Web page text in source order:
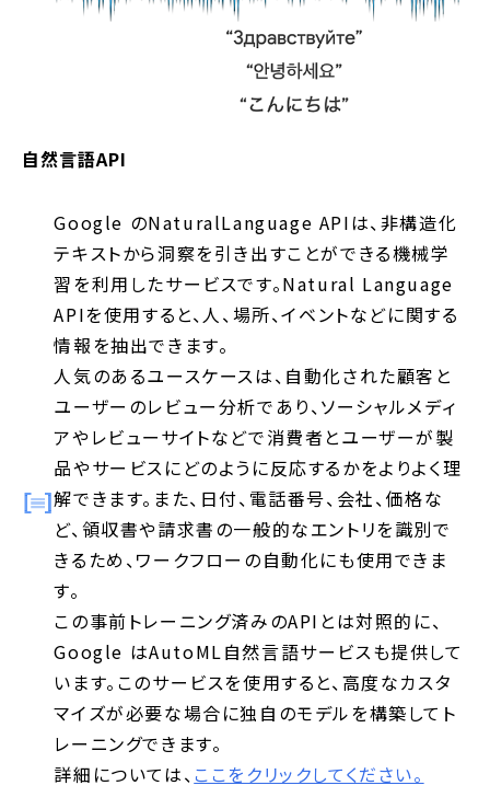
自然言語API
Google のNaturalLanguage APIは、非構造化
テキストから洞察を引き出すことができる機械学
習を利用したサービスです。Natural Language
APIを使用すると、人、場所、イベントなどに関する
情報を抽出できます。
人気のあるユースケースは、自動化された顧客と
ユーザーのレビュー分析であり、ソーシャルメディ
アやレビューサイトなどで消費者とユーザーが製
品やサービスにどのように反応するかをよりよく理
解できます。また、日付、電話番号、会社、価格な
ど、領収書や請求書の一般的なエントリを識別で
きるため、ワークフローの自動化にも使用できま
す。
この事前トレーニング済みのAPIとは対照的に、
Google はAutoML自然言語サービスも提供して
います。このサービスを使用すると、高度なカスタ
マイズが必要な場合に独自のモデルを構築してト
レーニングできます。
詳細については、 ここをクリックしてください。